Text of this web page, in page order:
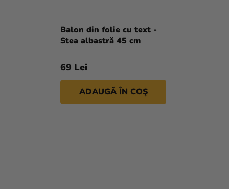
Balon din folie cu text -
Stea albastră 45 cm
69 Lei
ADAUGĂ ÎN COŞ